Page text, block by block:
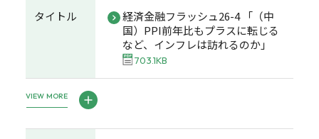
タイトル
経済金融フラッシュ26-4 「（中
国）PPI前年比もプラスに転じる
など、インフレは訪れるのか」
703.1KB
VIEW MORE